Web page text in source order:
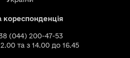
кореспонденція
(044) 200-47-53
та з 14.00 до 16.45